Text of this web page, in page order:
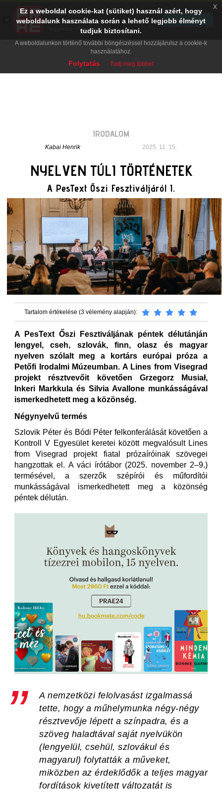
IRODALOM
Kabai Henrik 2025. 11. 15.
NYELVEN TÚLI TÖRTÉNETEK
A PesText Őszi Fesztiváljáról I.
Tartalom értékelése (3 vélemény alapján):
A PesText Őszi Fesztiváljának péntek délutánján
lengyel, cseh, szlovák, finn, olasz és magyar
nyelven szólalt meg a kortárs európai próza a
Petőfi Irodalmi Múzeumban. A Lines from Visegrad
projekt résztvevőit követően Grzegorz Musiał,
Inkeri Markkula és Silvia Avallone munkásságával
ismerkedhetett meg a közönség.
Négynyelvű termés
Szlovik Péter és Bódi Péter felkonferálását követően a
Kontroll V Egyesület keretei között megvalósult Lines
from Visegrad projekt fiatal prózaíróinak szövegei
hangzottak el. A váci írótábor (2025. november 2‒9.)
termésével, a szerzők szépírói és műfordítói
munkásságával ismerkedhetett meg a közönség
péntek délután.
A nemzetközi felolvasást izgalmassá
tette, hogy a műhelymunka négy-négy
résztvevője lépett a színpadra, és a
szöveg haladtával saját nyelvükön
(lengyelül, csehül, szlovákul és
magyarul) folytatták a műveket,
miközben az érdeklődők a teljes magyar
fordítások kivetített változatát is
Ez a weboldal cookie-kat (sütiket) használ azért, hogy
weboldalunk használata során a lehető legjobb élményt
tudjuk biztosítani.
A weboldalunkon történő további böngészéssel hozzájárulsz a cookie-k
használatához.
Folytatás Tudj meg többet
x
PRAE.HU
Digital Evolution
Ingyenes - Google Play
TELEPÍTÉS